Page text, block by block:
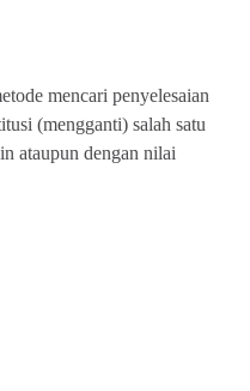
mencari penyelesaian
(mengganti) salah satu
ataupun dengan nilai